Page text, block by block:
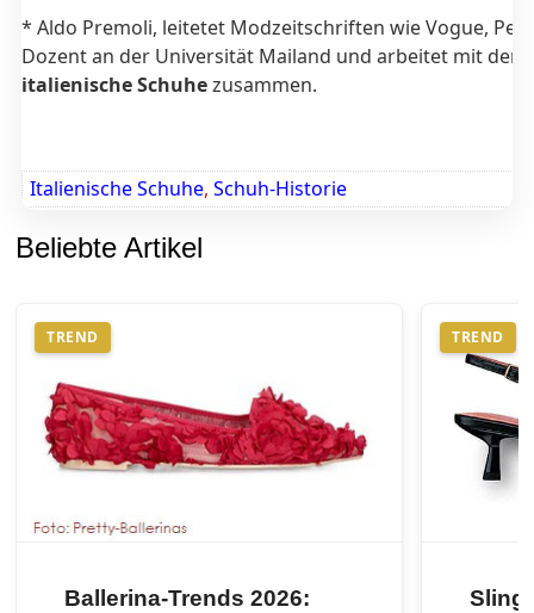
* Aldo Premoli, leitetet Modzeitschriften wie Vogue,
Dozent an der Universität Mailand und arbeitet mit
italienische Schuhezusammen.
Italienische Schuhe, Schuh-Historie
Beliebte Artikel
TREND
Ballerina-Trends 2026:
TREND